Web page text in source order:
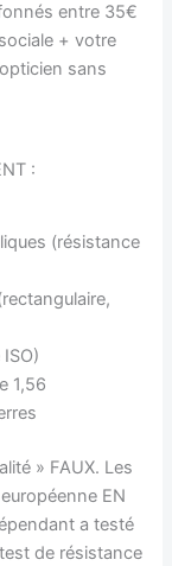
entre 35€
+ votre
sans
:
(résistance
1,56
» FAUX. Les
EN
a testé
de résistance